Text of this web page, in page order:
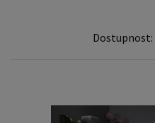
Dostupnost: